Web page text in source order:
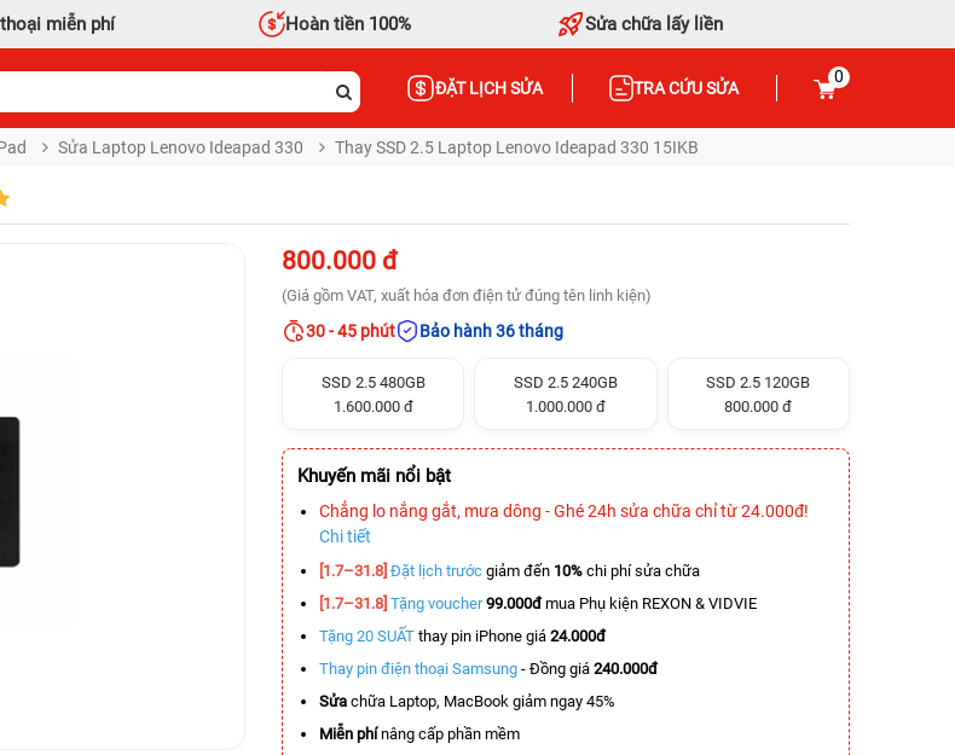
miễn phí Hoàn tiền 100% Sửa chữa lấy liền
ĐẶT LỊCH SỬA TRA CỨU SỬA
0
Sửa Laptop Lenovo Ideapad 330 Thay SSD 2.5 Laptop Lenovo Ideapad 330 15IKB
800.000 đ
(Giá gồm VAT, xuất hóa đơn điện tử đúng tên linh kiện)
30 - 45 phút Bảo hành 36 tháng
SSD 2.5 480GB
1.600.000 đ
SSD 2.5 240GB
1.000.000 đ
SSD 2.5 120GB
800.000 đ
Khuyến mãi nổi bật
Chẳng lo nắng gắt, mưa dông - Ghé 24h sửa chữa chỉ từ 24.000đ!
Chi tiết
[1.7–31.8] Đặt lịch trước giảm đến 10% chi phí sửa chữa
[1.7–31.8] Tặng voucher 99.000đmua Phụ kiện REXON & VIDVIE
Tặng 20 SUẤT thay pin iPhone giá 24.000đ
Thay pin điện thoại Samsung - Đồng giá 240.000đ
Sửa chữa Laptop, MacBook giảm ngay 45%
Miễn phínâng cấp phần mềm